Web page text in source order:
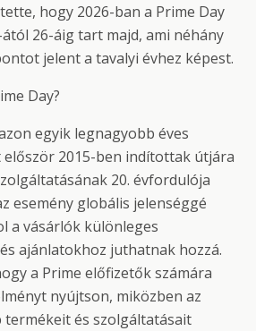
hogy 2026-ban a Prime Day
26-áig tart majd, ami néhány
jelent a tavalyi évhez képest.
Day?
egyik legnagyobb éves
először 2015-ben indítottak útjára
20. évfordulója
esemény globális jelenséggé
a vásárlók különleges
ajánlatokhoz juthatnak hozzá.
a Prime előfizetők számára
nyújtson, miközben az
termékeit és szolgáltatásait